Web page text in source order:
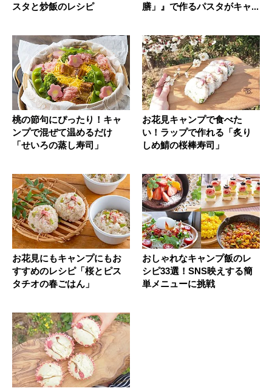
スタと炒飯のレシピ
膳」』で作るパスタがキャ...
桃の節句にぴったり！キャ
ンプで混ぜて温めるだけ
「せいろの蒸し寿司」
お花見キャンプで食べた
い！ラップで作れる「炙り
しめ鯖の桜棒寿司」
お花見にもキャンプにもお
すすめのレシピ「桜とピス
タチオの春ごはん」
おしゃれなキャンプ飯のレ
シピ33選！SNS映えする簡
単メニューに挑戦